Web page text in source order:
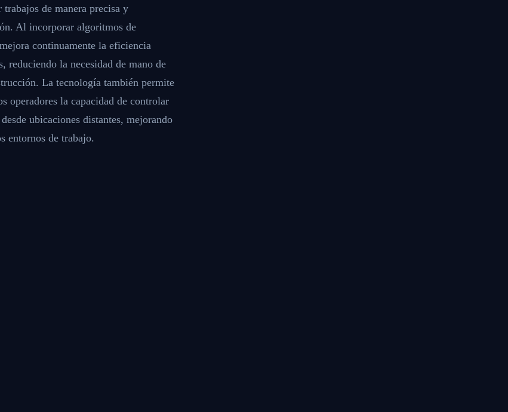
de manera precisa y
Al incorporar algoritmos de
continuamente la eficiencia
reduciendo la necesidad de mano de
La tecnología también permite
operadores la capacidad de controlar
ubicaciones distantes, mejorando
entornos de trabajo.